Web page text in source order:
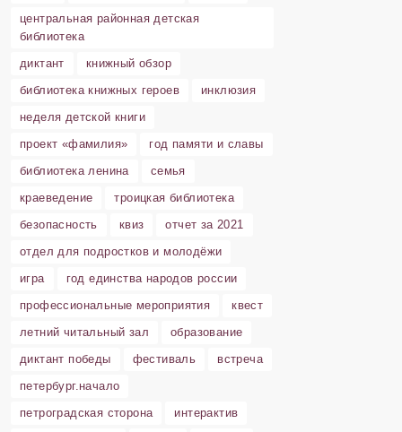
центральная районная детская
библиотека
диктант
книжный обзор
библиотека книжных героев
инклюзия
неделя детской книги
проект «фамилия»
год памяти и славы
библиотека ленина
семья
краеведение
троицкая библиотека
безопасность
квиз
отчет за 2021
отдел для подростков и молодёжи
игра
год единства народов россии
профессиональные мероприятия
квест
летний читальный зал
образование
диктант победы
фестиваль
встреча
петербург.начало
петроградская сторона
интерактив